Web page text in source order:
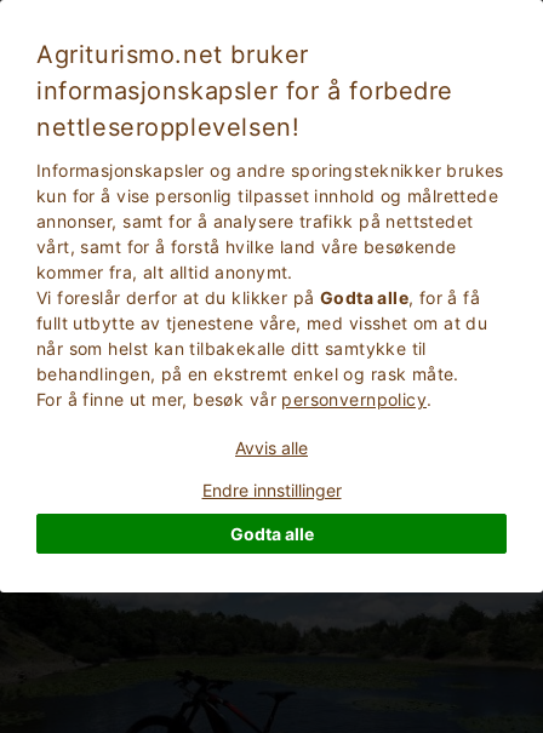
Agriturismo.net bruker
informasjonskapsler for å forbedre
nettleseropplevelsen!
Informasjonskapsler og andre sporingsteknikker brukes
kun for å vise personlig tilpasset innhold og målrettede
annonser, samt for å analysere trafikk på nettstedet
vårt, samt for å forstå hvilke land våre besøkende
kommer fra, alt alltid anonymt.
Vi foreslår derfor at du klikker på Godta alle, for å få
fullt utbytte av tjenestene våre, med visshet om at du
når som helst kan tilbakekalle ditt samtykke til
behandlingen, på en ekstremt enkel og rask måte.
For å finne ut mer, besøk vår personvernpolicy.
Avvis alle
Endre innstillinger
Godta alle
Compiano 5316
Parma , Compiano(Kart) 5Sengeplasser
SPøR EIEREN BOOK
Eksepsjonell
Mer Informasjon